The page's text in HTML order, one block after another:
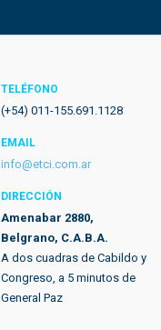
TELÉFONO
(+54) 011-155.691.1128
EMAIL
info@etci.com.ar
DIRECCIÓN
Amenabar 2880,
Belgrano, C.A.B.A.
A dos cuadras de Cabildo y
Congreso, a 5 minutos de
General Paz